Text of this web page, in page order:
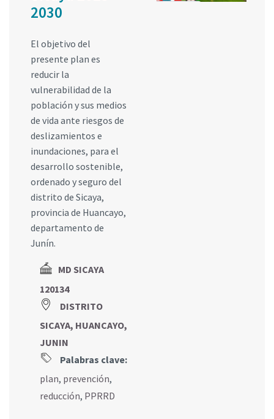
2030
El objetivo del
presente plan es
reducir la
vulnerabilidad de la
población y sus medios
de vida ante riesgos de
deslizamientos e
inundaciones, para el
desarrollo sostenible,
ordenado y seguro del
distrito de Sicaya,
provincia de Huancayo,
departamento de
Junín.
MD SICAYA
120134
DISTRITO
SICAYA, HUANCAYO,
JUNIN
Palabras clave:
plan, prevención,
reducción, PPRRD